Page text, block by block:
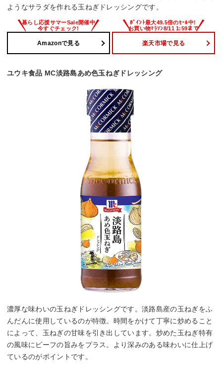
ようなサラダを作れる玉ねぎドレッシングです。
Amazonで見る 楽天市場で見る
ユウキ食品 MC淡路島あめ色玉ねぎドレッシング
濃厚な味わいの玉ねぎドレッシングです。淡路島産の玉ねぎをふ
んだんに使用しているのが特徴。時間をかけて丁寧に炒めること
によって、玉ねぎの甘味を引き出しています。炒めた玉ねぎ特有
の風味にビーフの旨みをプラス。より深みのある味わいに仕上げ
ているのがポイントです。